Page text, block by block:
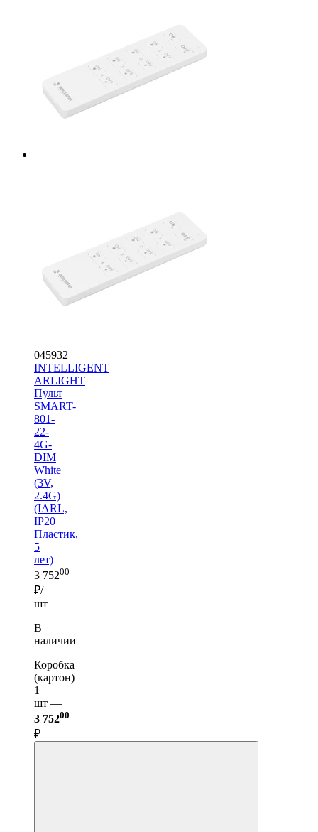
045932
INTELLIGENT
ARLIGHT
Пульт
SMART-
801-
22-
4G-
DIM
White
(3V,
2.4G)
(IARL,
IP20
Пластик,
5
лет)
3 75200
₽/
шт
В
наличии
Коробка
(картон)
1
шт —
3 75200
₽